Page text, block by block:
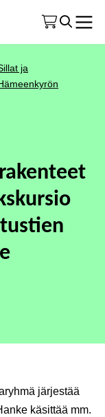
ja
järjestää
käsittää mm.